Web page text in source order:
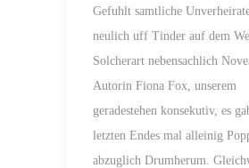
Gefuhlt samtliche
neulich uff Tinder auf dem
Solcherart nebensachlich
Autorin Fiona Fox, unserem
geradestehen konsekutiv, es
letzten Endes mal alleinig
abzuglich Drumherum.